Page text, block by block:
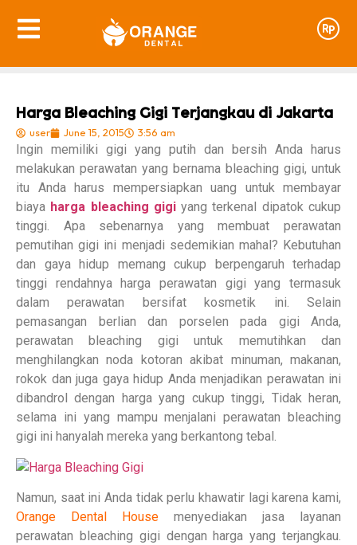
Harga Bleaching Gigi Terjangkau di Jakarta
user June 15, 2015 3:56 am
Ingin memiliki gigi yang putih dan bersih Anda harus
melakukan perawatan yang bernama bleaching gigi, untuk
itu Anda harus mempersiapkan uang untuk membayar
biaya harga bleaching gigiyang terkenal dipatok cukup
tinggi. Apa sebenarnya yang membuat perawatan
pemutihan gigi ini menjadi sedemikian mahal? Kebutuhan
dan gaya hidup memang cukup berpengaruh terhadap
tinggi rendahnya harga perawatan gigi yang termasuk
dalam perawatan bersifat kosmetik ini. Selain
pemasangan berlian dan porselen pada gigi Anda,
perawatan bleaching gigi untuk memutihkan dan
menghilangkan noda kotoran akibat minuman, makanan,
rokok dan juga gaya hidup Anda menjadikan perawatan ini
dibandrol dengan harga yang cukup tinggi, Tidak heran,
selama ini yang mampu menjalani perawatan bleaching
gigi ini hanyalah mereka yang berkantong tebal.
Namun, saat ini Anda tidak perlu khawatir lagi karena kami,
Orange Dental House menyediakan jasa layanan
perawatan bleaching gigi dengan harga yang terjangkau.